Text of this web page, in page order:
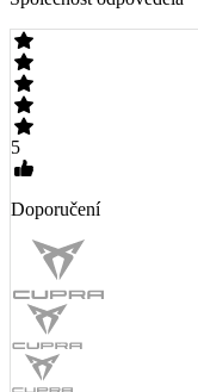
5
Doporučení